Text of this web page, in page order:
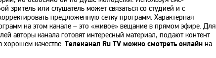
зритель или слушатель может связаться со студией и с
предложенную сетку программ. Характерная
на этом канале – это «живое» вещание в прямом эфире. Для
авторы канала готовят интересный материал, подают контент
хорошем качестве. Телеканал Ru TV можно смотреть онлайнна